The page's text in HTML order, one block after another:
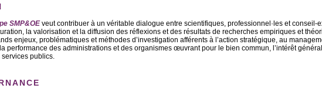
SMP&OEveut contribuer à un véritable dialogue entre scientifiques, professionnel·les et conseil-
la valorisation et la diffusion des réflexions et des résultats de recherches empiriques et
enjeux, problématiques et méthodes d’investigation afférents à l’action stratégique, au
performance des administrations et des organismes œuvrant pour le bien commun, l’intérêt
services publics.